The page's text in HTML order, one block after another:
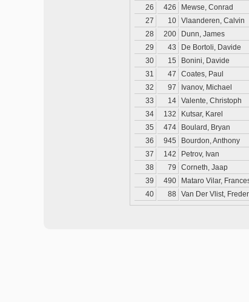
26
426 Mewse, Conrad
27
10 Vlaanderen, Calvin
28
200 Dunn, James
29
43 De Bortoli, Davide
30
15 Bonini, Davide
31
47 Coates, Paul
32
97 Ivanov, Michael
33
14 Valente, Christoph
34
132 Kutsar, Karel
35
474 Boulard, Bryan
36
945 Bourdon, Anthony
37
142 Petrov, Ivan
38
79 Corneth, Jaap
39
490 Mataro Vilar,
40
88 Van Der Vlist,